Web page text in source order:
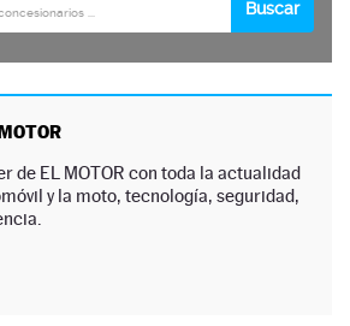
de EL MOTOR con toda la actualidad
y la moto, tecnología, seguridad,